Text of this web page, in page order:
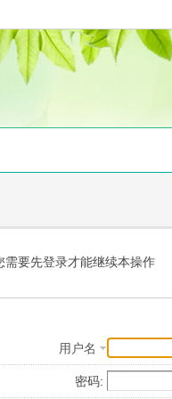
需要先登录才能继续本操作
用户名
密码: